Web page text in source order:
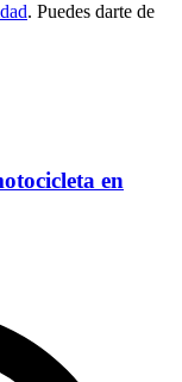
. Puedes darte de
en